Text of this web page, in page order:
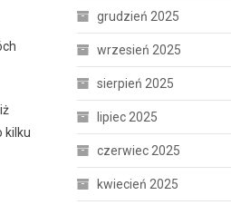
kilku
grudzień 2025
wrzesień 2025
sierpień 2025
lipiec 2025
czerwiec 2025
kwiecień 2025